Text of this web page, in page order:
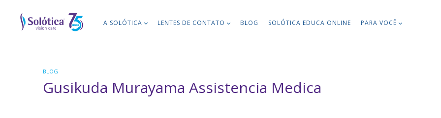
A SOLÓTICA LENTES DE CONTATO BLOG SOLÓTICA EDUCA ONLINE PARA VOCÊ
BLOG
Gusikuda Murayama Assistencia Medica